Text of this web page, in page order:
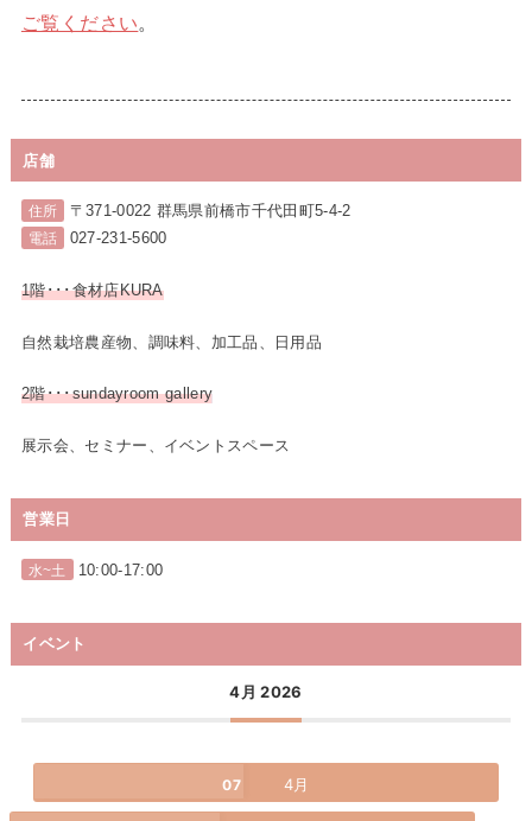
ご覧ください。
店舗
住所 〒371-0022 群馬県前橋市千代田町5-4-2
電話 027-231-5600
1階･･･食材店KURA
自然栽培農産物、調味料、加工品、日用品
2階･･･sundayroom gallery
展示会、セミナー、イベントスペース
営業日
水~土 10:00-17:00
イベント
4月 2026
07 4月